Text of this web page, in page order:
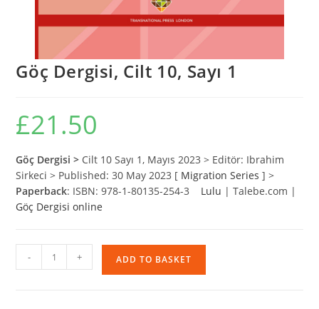
Göç Dergisi, Cilt 10, Sayı 1
£21.50
Göç Dergisi > Cilt 10 Sayı 1, Mayıs 2023 > Editör: Ibrahim
Sirkeci > Published: 30 May 2023 [ Migration Series ] >
Paperback: ISBN: 978-1-80135-254-3 Lulu | Talebe.com |
Göç Dergisi online
Dergisi,
- + ADD TO BASKET